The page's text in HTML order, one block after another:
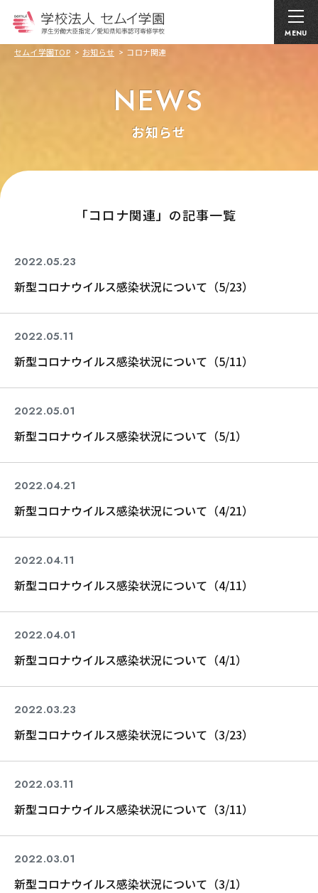
MENU
セムイ学園TOP お知らせ コロナ関連
NEWS
お知らせ
｢コロナ関連」の記事一覧
2022.05.23
新型コロナウイルス感染状況について（5/23）
2022.05.11
新型コロナウイルス感染状況について（5/11）
2022.05.01
新型コロナウイルス感染状況について（5/1）
2022.04.21
新型コロナウイルス感染状況について（4/21）
2022.04.11
新型コロナウイルス感染状況について（4/11）
2022.04.01
新型コロナウイルス感染状況について（4/1）
2022.03.23
新型コロナウイルス感染状況について（3/23）
2022.03.11
新型コロナウイルス感染状況について（3/11）
2022.03.01
新型コロナウイルス感染状況について（3/1）